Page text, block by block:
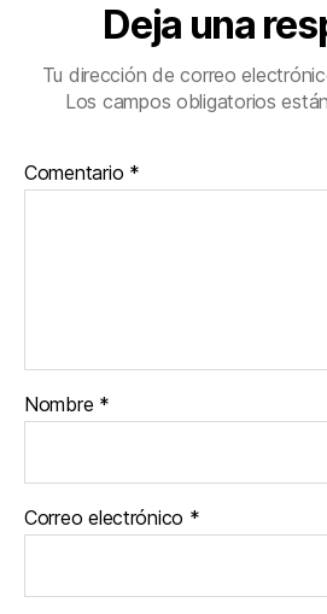
Deja una
Tu dirección de correo
Los campos obligatorios
Comentario *
Nombre *
Correo electrónico *